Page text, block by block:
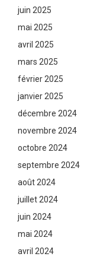
juin 2025
mai 2025
avril 2025
mars 2025
février 2025
janvier 2025
décembre 2024
novembre 2024
octobre 2024
septembre 2024
août 2024
juillet 2024
juin 2024
mai 2024
avril 2024